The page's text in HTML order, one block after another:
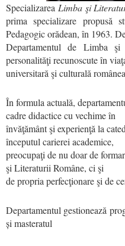
Specializarea Limba şi
prima specializare propusă
Pedagogic orădean, în 1963.
Departamentul de Limba
personalităţi recunoscute în
universitară şi culturală
În formula actuală,
cadre didactice cu vechime în
învăţământ şi experienţă la
începutul carierei academice,
preocupaţi de nu doar de
şi Literaturii Române, ci şi
de propria perfecţionare şi de
Departamentul gestionează
și masteratul